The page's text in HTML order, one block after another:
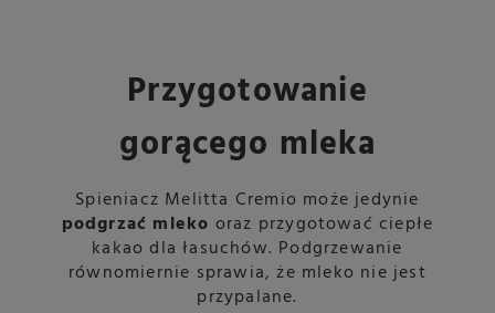
Przygotowanie
gorącego mleka
Spieniacz Melitta Cremio może jedynie
podgrzać mleko oraz przygotować ciepłe
kakao dla łasuchów. Podgrzewanie
równomiernie sprawia, że mleko nie jest
przypalane.